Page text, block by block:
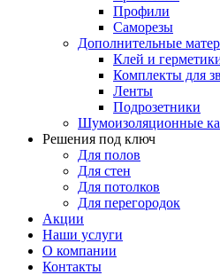
Профили
Саморезы
Дополнительные
Клей и
Комплекты для
Ленты
Подрозетники
Шумоизоляционные
Решения под ключ
Для полов
Для стен
Для потолков
Для перегородок
Акции
Наши услуги
О компании
Контакты